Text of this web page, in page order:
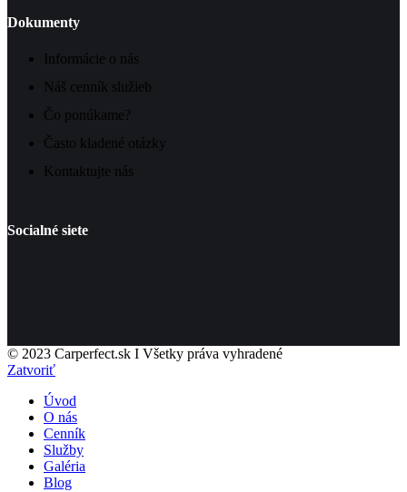
Dokumenty
Informácie o nás
Náš cenník služieb
Čo ponúkame?
Často kladené otázky
Kontaktujte nás
Socialné siete
© 2023 Carperfect.sk I Všetky práva vyhradené
Zatvoriť
Úvod
O nás
Cenník
Služby
Galéria
Blog